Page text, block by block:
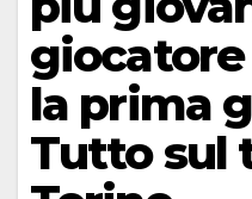
la prima
Tutto sul